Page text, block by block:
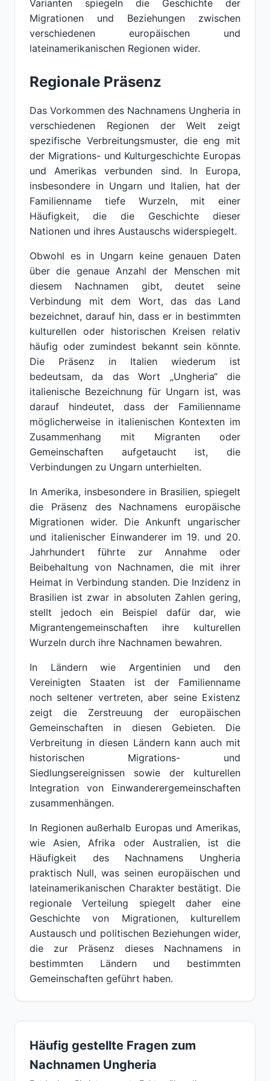
Varianten spiegeln die Geschichte der
Migrationen und Beziehungen zwischen
verschiedenen europäischen und
lateinamerikanischen Regionen wider.
Regionale Präsenz
Das Vorkommen des Nachnamens Ungheria in
verschiedenen Regionen der Welt zeigt
spezifische Verbreitungsmuster, die eng mit
der Migrations- und Kulturgeschichte Europas
und Amerikas verbunden sind. In Europa,
insbesondere in Ungarn und Italien, hat der
Familienname tiefe Wurzeln, mit einer
Häufigkeit, die die Geschichte dieser
Nationen und ihres Austauschs widerspiegelt.
Obwohl es in Ungarn keine genauen Daten
über die genaue Anzahl der Menschen mit
diesem Nachnamen gibt, deutet seine
Verbindung mit dem Wort, das das Land
bezeichnet, darauf hin, dass er in bestimmten
kulturellen oder historischen Kreisen relativ
häufig oder zumindest bekannt sein könnte.
Die Präsenz in Italien wiederum ist
bedeutsam, da das Wort „Ungheria“ die
italienische Bezeichnung für Ungarn ist, was
darauf hindeutet, dass der Familienname
möglicherweise in italienischen Kontexten im
Zusammenhang mit Migranten oder
Gemeinschaften aufgetaucht ist, die
Verbindungen zu Ungarn unterhielten.
In Amerika, insbesondere in Brasilien, spiegelt
die Präsenz des Nachnamens europäische
Migrationen wider. Die Ankunft ungarischer
und italienischer Einwanderer im 19. und 20.
Jahrhundert führte zur Annahme oder
Beibehaltung von Nachnamen, die mit ihrer
Heimat in Verbindung standen. Die Inzidenz in
Brasilien ist zwar in absoluten Zahlen gering,
stellt jedoch ein Beispiel dafür dar, wie
Migrantengemeinschaften ihre kulturellen
Wurzeln durch ihre Nachnamen bewahren.
In Ländern wie Argentinien und den
Vereinigten Staaten ist der Familienname
noch seltener vertreten, aber seine Existenz
zeigt die Zerstreuung der europäischen
Gemeinschaften in diesen Gebieten. Die
Verbreitung in diesen Ländern kann auch mit
historischen Migrations- und
Siedlungsereignissen sowie der kulturellen
Integration von Einwanderergemeinschaften
zusammenhängen.
In Regionen außerhalb Europas und Amerikas,
wie Asien, Afrika oder Australien, ist die
Häufigkeit des Nachnamens Ungheria
praktisch Null, was seinen europäischen und
lateinamerikanischen Charakter bestätigt. Die
regionale Verteilung spiegelt daher eine
Geschichte von Migrationen, kulturellem
Austausch und politischen Beziehungen wider,
die zur Präsenz dieses Nachnamens in
bestimmten Ländern und bestimmten
Gemeinschaften geführt haben.
Häufig gestellte Fragen zum
Nachnamen Ungheria